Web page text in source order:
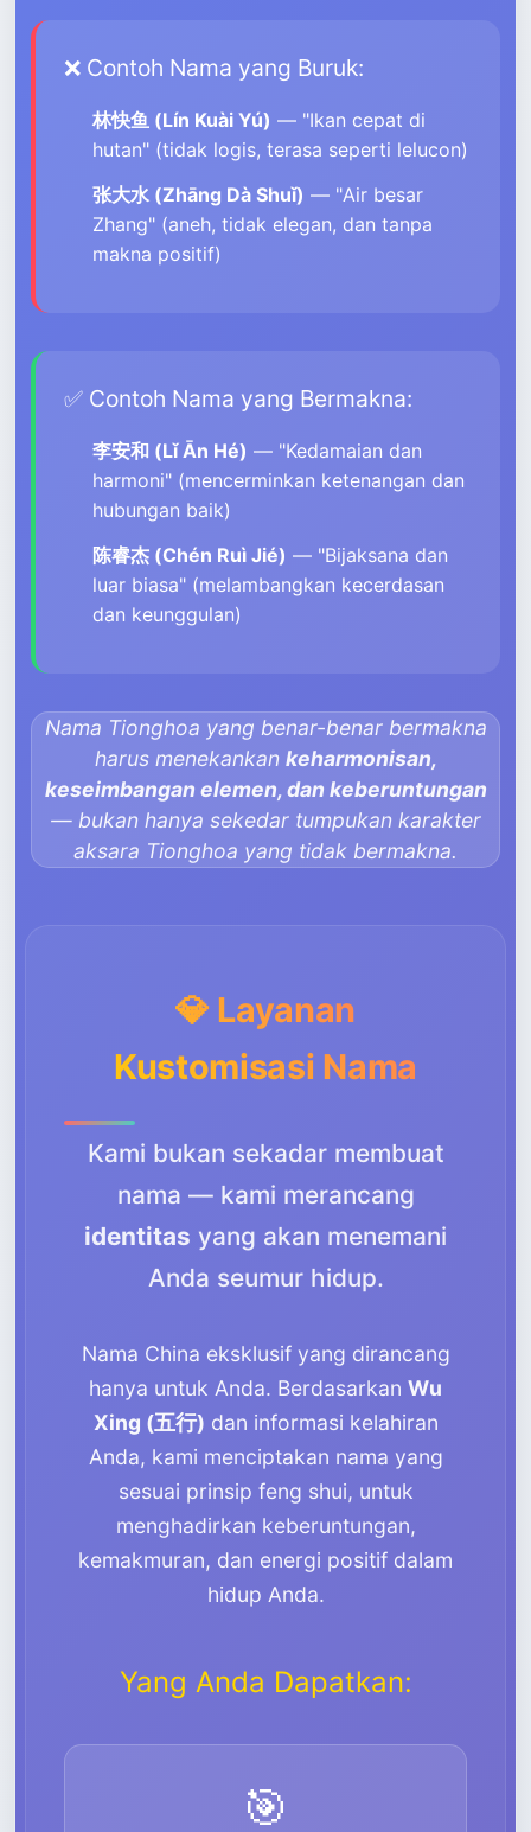
❌ Contoh Nama yang Buruk:
林快鱼 (Lín Kuài Yú) — "Ikan cepat di
hutan" (tidak logis, terasa seperti lelucon)
张大水 (Zhāng Dà Shuǐ) — "Air besar
Zhang" (aneh, tidak elegan, dan tanpa
makna positif)
✅ Contoh Nama yang Bermakna:
李安和 (Lǐ Ān Hé) — "Kedamaian dan
harmoni" (mencerminkan ketenangan dan
hubungan baik)
陈睿杰 (Chén Ruì Jié) — "Bijaksana dan
luar biasa" (melambangkan kecerdasan
dan keunggulan)
Nama Tionghoa yang benar-benar bermakna
harus menekankan keharmonisan,
keseimbangan elemen, dan keberuntungan
— bukan hanya sekedar tumpukan karakter
aksara Tionghoa yang tidak bermakna.
💎 Layanan
Kustomisasi Nama
Kami bukan sekadar membuat
nama — kami merancang
identitas yang akan menemani
Anda seumur hidup.
Nama China eksklusif yang dirancang
hanya untuk Anda. Berdasarkan Wu
Xing (五行) dan informasi kelahiran
Anda, kami menciptakan nama yang
sesuai prinsip feng shui, untuk
menghadirkan keberuntungan,
kemakmuran, dan energi positif dalam
hidup Anda.
Yang Anda Dapatkan:
🎯